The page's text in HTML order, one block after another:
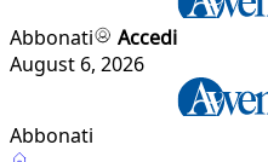
Abbonati
Accedi
August 6, 2026
Abbonati